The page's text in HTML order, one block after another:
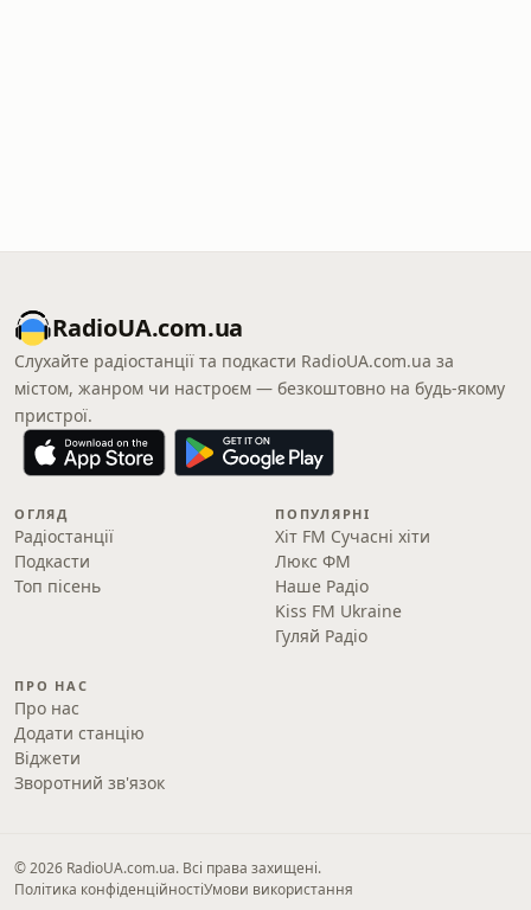
RadioUA.com.ua
Слухайте радіостанції та подкасти RadioUA.com.ua за
містом, жанром чи настроєм — безкоштовно на будь-якому
пристрої.
ОГЛЯД
Радіостанції
Подкасти
Топ пісень
ПОПУЛЯРНІ
Хіт FM Сучасні хіти
Люкс ФМ
Наше Радіо
Kiss FM Ukraine
Гуляй Радіо
ПРО НАС
Про нас
Додати станцію
Віджети
Зворотний зв'язок
© 2026 RadioUA.com.ua. Всі права захищені.
Політика конфіденційностіУмови використання